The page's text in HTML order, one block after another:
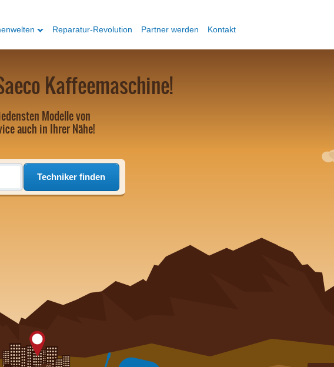
Reparatur-Revolution Partner werden Kontakt
Kaffeemaschine!
Modelle von
auch in Ihrer Nähe!
Techniker finden